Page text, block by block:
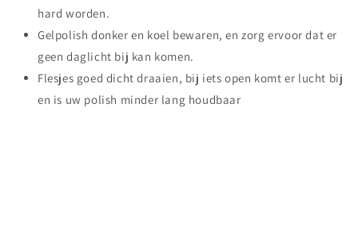
hard worden.
Gelpolish donker en koel bewaren, en zorg ervoor dat er
geen daglicht bij kan komen.
Flesjes goed dicht draaien, bij iets open komt er lucht bij
en is uw polish minder lang houdbaar